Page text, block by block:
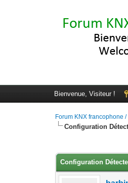
Bienvenue, Visiteur !
Forum KNX francophone
Configuration
Configuration